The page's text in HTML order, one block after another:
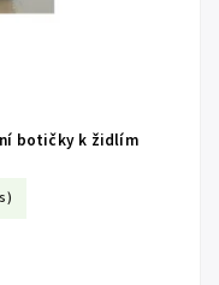
botičky k židlím